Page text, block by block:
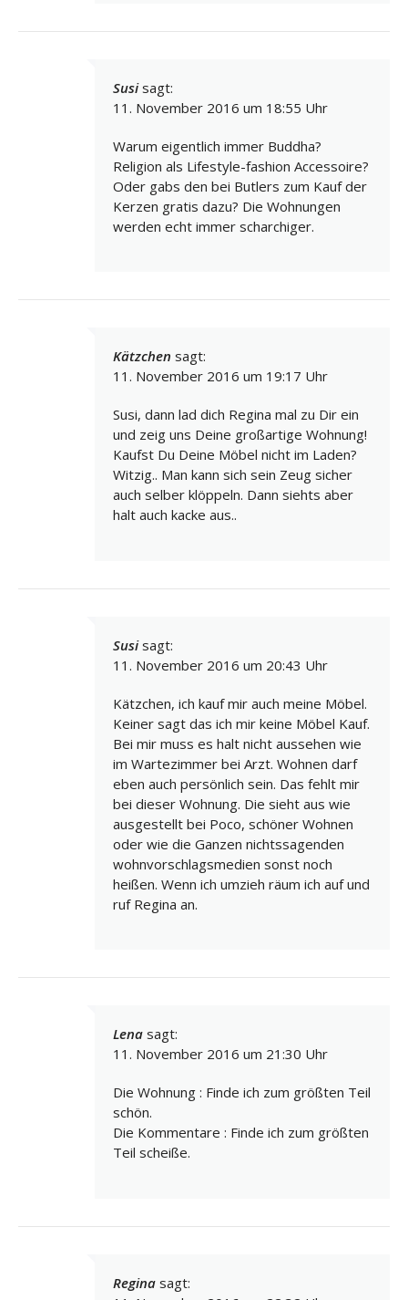
Susi sagt:
11. November 2016 um 18:55 Uhr
Warum eigentlich immer Buddha?
Religion als Lifestyle-fashion Accessoire?
Oder gabs den bei Butlers zum Kauf der
Kerzen gratis dazu? Die Wohnungen
werden echt immer scharchiger.
Kätzchen sagt:
11. November 2016 um 19:17 Uhr
Susi, dann lad dich Regina mal zu Dir ein
und zeig uns Deine großartige Wohnung!
Kaufst Du Deine Möbel nicht im Laden?
Witzig.. Man kann sich sein Zeug sicher
auch selber klöppeln. Dann siehts aber
halt auch kacke aus..
Susi sagt:
11. November 2016 um 20:43 Uhr
Kätzchen, ich kauf mir auch meine Möbel.
Keiner sagt das ich mir keine Möbel Kauf.
Bei mir muss es halt nicht aussehen wie
im Wartezimmer bei Arzt. Wohnen darf
eben auch persönlich sein. Das fehlt mir
bei dieser Wohnung. Die sieht aus wie
ausgestellt bei Poco, schöner Wohnen
oder wie die Ganzen nichtssagenden
wohnvorschlagsmedien sonst noch
heißen. Wenn ich umzieh räum ich auf und
ruf Regina an.
Lena sagt:
11. November 2016 um 21:30 Uhr
Die Wohnung : Finde ich zum größten Teil
schön.
Die Kommentare : Finde ich zum größten
Teil scheiße.
Regina sagt: